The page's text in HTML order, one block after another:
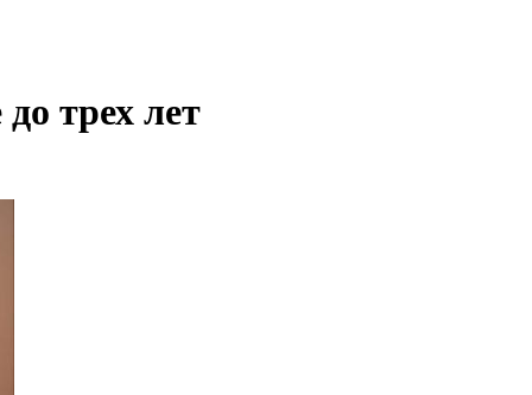
трех лет